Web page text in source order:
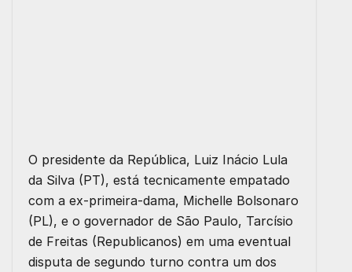
O presidente da República, Luiz Inácio Lula
da Silva (PT), está tecnicamente empatado
com a ex-primeira-dama, Michelle Bolsonaro
(PL), e o governador de São Paulo, Tarcísio
de Freitas (Republicanos) em uma eventual
disputa de segundo turno contra um dos